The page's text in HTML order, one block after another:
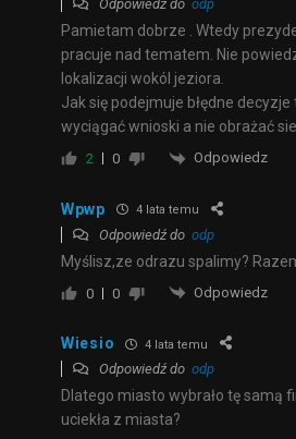
Odpowiedź do odp
Pamietam dobrze . Wtedy
pracuje nad tematem. Nie
lokalizacji wokól jeziora.
Jak się podejmuje błędne
wyciągać wnioski a nie obrażać
2 0 Odpowiedz
Wpwp 4 lata temu
Odpowiedź do odp
Myślisz,ze odrazu spalimy?
0 0 Odpowiedz
Wiesio 4 lata temu
Odpowiedź do odp
Dlatego miasto wybrało tę samą
uciekła z miasta?